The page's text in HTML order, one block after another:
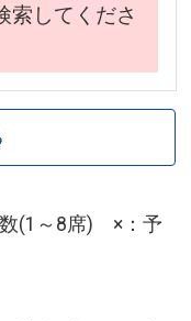
索してくださ
(1～8席) ×：予